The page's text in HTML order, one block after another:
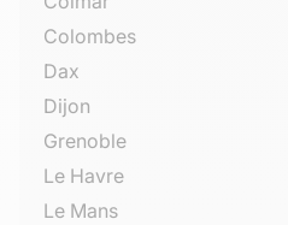
Colombes
Dax
Dijon
Grenoble
Le Havre
Le Mans